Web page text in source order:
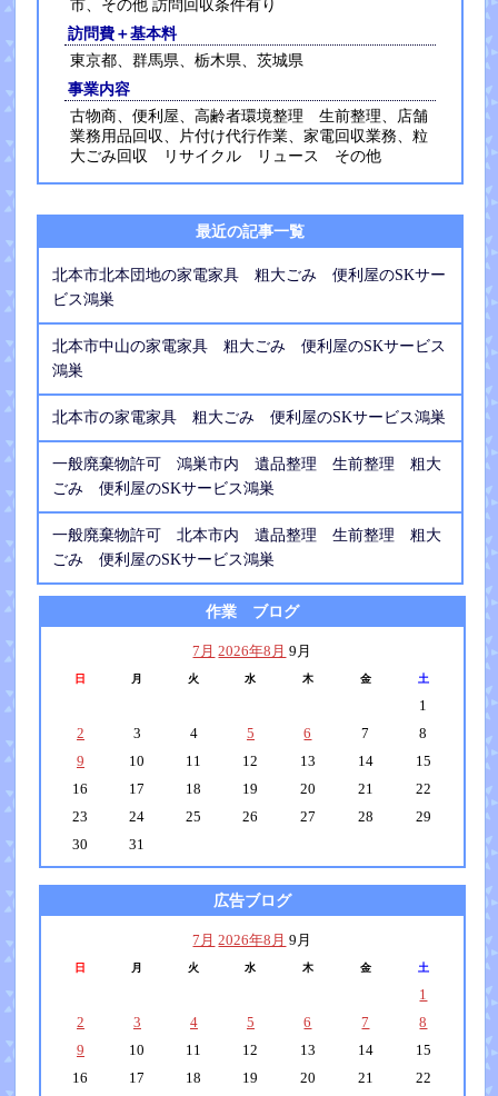
市、その他 訪問回収条件有り
訪問費＋基本料
東京都、群馬県、栃木県、茨城県
事業内容
古物商、便利屋、高齢者環境整理 生前整理、店舗
業務用品回収、片付け代行作業、家電回収業務、粒
大ごみ回収 リサイクル リュース その他
最近の記事一覧
北本市北本団地の家電家具 粗大ごみ 便利屋のSKサー
ビス鴻巣
北本市中山の家電家具 粗大ごみ 便利屋のSKサービス
鴻巣
北本市の家電家具 粗大ごみ 便利屋のSKサービス鴻巣
一般廃棄物許可 鴻巣市内 遺品整理 生前整理 粗大
ごみ 便利屋のSKサービス鴻巣
一般廃棄物許可 北本市内 遺品整理 生前整理 粗大
ごみ 便利屋のSKサービス鴻巣
作業 ブログ
7月 2026年8月 9月
日 月 火 水 木 金 土
1
2
3 4 5 6 7
8
9
10 11 12 13 14
15
16
17 18 19 20 21
22
23
24 25 26 27 28
29
30
31
広告ブログ
7月 2026年8月 9月
日 月 火 水 木 金 土
1
2
3 4 5 6 7
8
9
10 11 12 13 14
15
16
17 18 19 20 21
22